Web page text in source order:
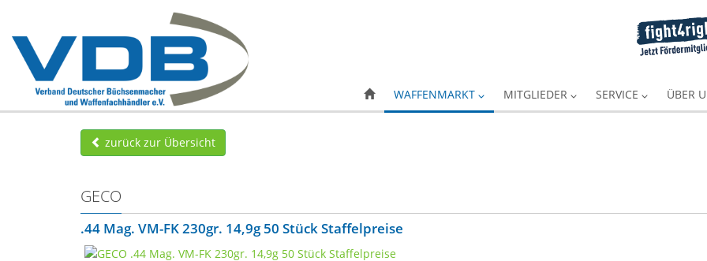
WAFFENMARKT MITGLIEDER SERVICE ÜBER
zurück zur Übersicht
GECO
.44 Mag. VM-FK 230gr. 14,9g 50 Stück Staffelpreise